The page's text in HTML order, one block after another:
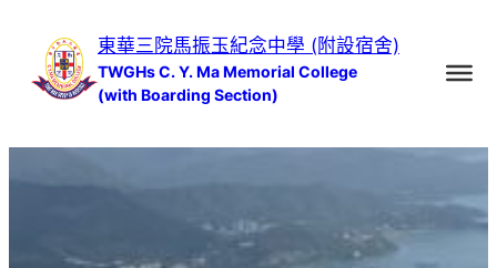
東華三院馬振玉紀念中學 (附設宿舍)
TWGHs C. Y. Ma Memorial College
(with Boarding Section)